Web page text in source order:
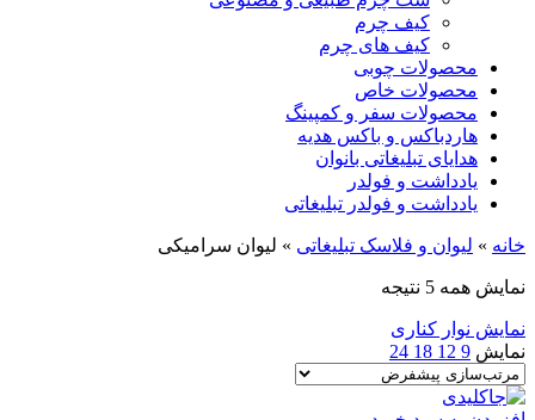
کیف چرم
کیف های چرم
محصولات چوبی
محصولات خاص
محصولات سفر و کمپینگ
هاردباکس و باکس هدیه
هدایای تبلیغاتی بانوان
یادداشت و فولدر
یادداشت و فولدر تبلیغاتی
خانه » لیوان و فلاسک تبلیغاتی » لیوان سرامیکی
نمایش همه 5 نتیجه
نمایش نوار کناری
نمایش 9
12
18
24